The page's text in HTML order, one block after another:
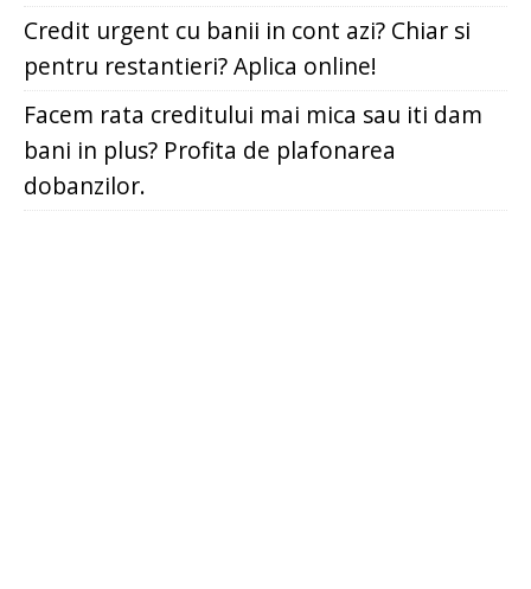
Credit urgent cu banii in cont azi? Chiar si
pentru restantieri? Aplica online!
Facem rata creditului mai mica sau iti dam
bani in plus? Profita de plafonarea
dobanzilor.